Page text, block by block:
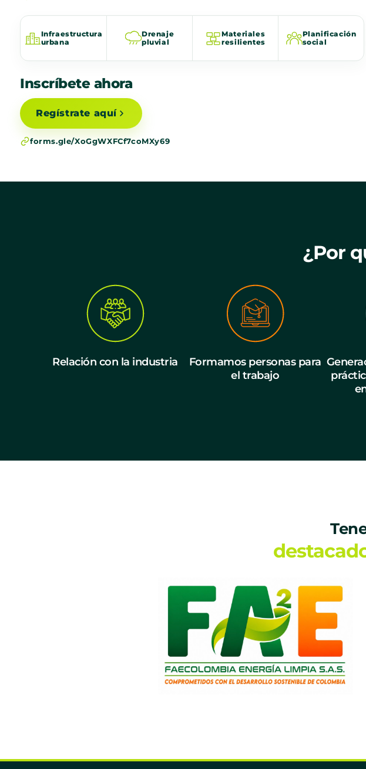
Infraestructura
urbana
Drenaje
pluvial
Materiales
resilientes
Planificación
social
Inscríbete ahora
Regístrate aquí
forms.gle/XoGgWXFCf7coMXy69
¿Por
Relación con la industria
Formamos personas para
el trabajo